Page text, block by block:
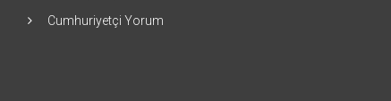
Cumhuriyetçi Yorum